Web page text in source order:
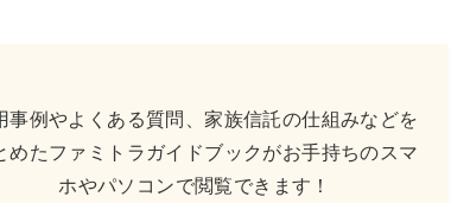
事例やよくある質問、家族信託の仕組みなどを
めたファミトラガイドブックがお手持ちのスマ
ホやパソコンで閲覧できます！